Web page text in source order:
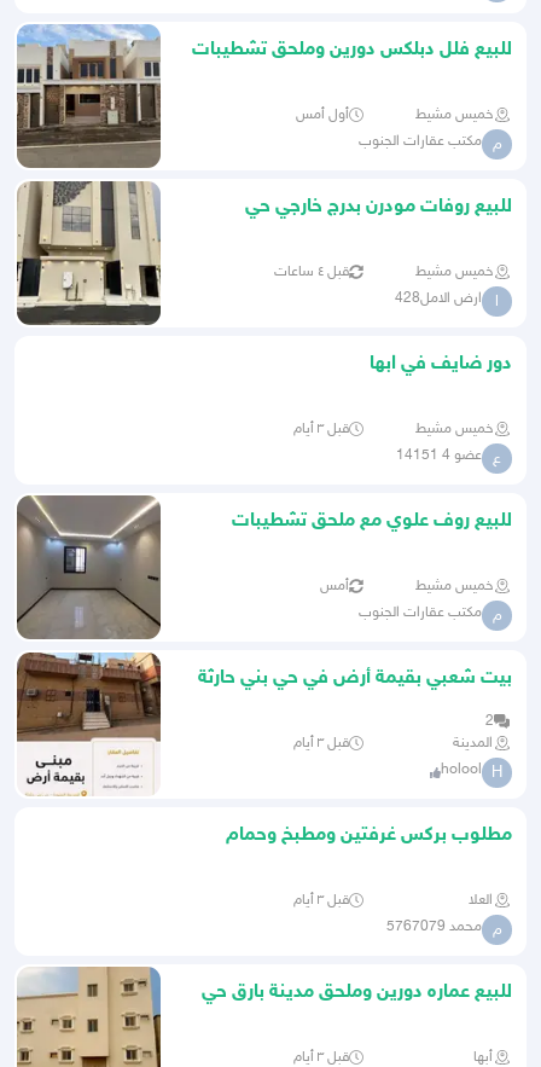
للبيع فلل دبلكس دورين وملحق تشطيبات
خميس مشيط أول أمس
م مكتب عقارات الجنوب
للبيع روفات مودرن بدرج خارجي حي
خميس مشيط قبل ٤ ساعات
ا ارض الامل428
دور ضايف في ابها
خميس مشيط قبل ٣ أيام
ع عضو 4 14151
للبيع روف علوي مع ملحق تشطيبات
خميس مشيط أمس
م مكتب عقارات الجنوب
بيت شعبي بقيمة أرض في حي بني حارثة
2
المدينة
قبل ٣ أيام
H
holool
مطلوب بركس غرفتين ومطبخ وحمام
العلا قبل ٣ أيام
م محمد 5767079
للبيع عماره دورين وملحق مدينة بارق حي
أبها قبل ٣ أيام